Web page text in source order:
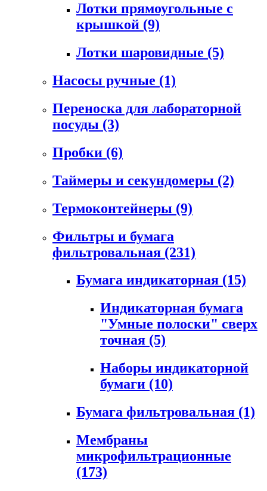
Лотки прямоугольные с
крышкой (9)
Лотки шаровидные (5)
Насосы ручные (1)
Переноска для лабораторной
посуды (3)
Пробки (6)
Таймеры и секундомеры (2)
Термоконтейнеры (9)
Фильтры и бумага
фильтровальная (231)
Бумага индикаторная (15)
Индикаторная бумага
"Умные полоски" сверх
точная (5)
Наборы индикаторной
бумаги (10)
Бумага фильтровальная (1)
Мембраны
микрофильтрационные
(173)